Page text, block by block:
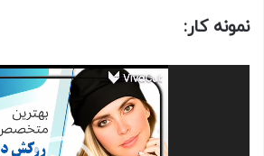
نمونه کار:
نمایشگر
ویدیو